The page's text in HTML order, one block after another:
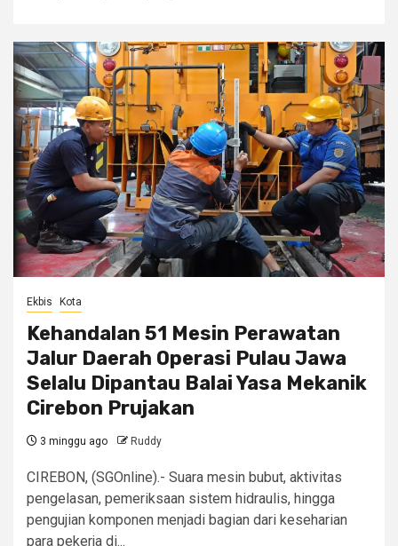
Ekbis Kota
Kehandalan 51 Mesin Perawatan
Jalur Daerah Operasi Pulau Jawa
Selalu Dipantau Balai Yasa Mekanik
Cirebon Prujakan
3 minggu ago Ruddy
CIREBON, (SGOnline).- Suara mesin bubut, aktivitas
pengelasan, pemeriksaan sistem hidraulis, hingga
pengujian komponen menjadi bagian dari keseharian
para pekerja di...